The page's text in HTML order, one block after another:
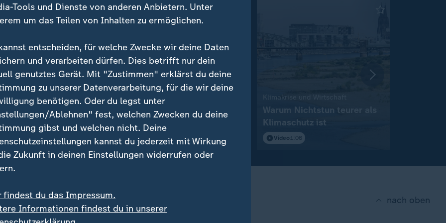
trifft neue Ziele
Angriff auf den
5:04
Angriffe auf die Ukraine
Luftabwehr: "Quasi nicht
mehr vorhanden"
Video 7:48
Klimakrise und Wirtschaft
Warum Nichtstun teurer als
Klimaschutz ist
Video 1:06
nach oben
Tools und Dienste von anderen Anbietern. Unter
um das Teilen von Inhalten zu ermöglichen.
entscheiden, für welche Zwecke wir deine Daten
und verarbeiten dürfen. Dies betrifft nur dein
genutztes Gerät. Mit "Zustimmen" erklärst du deine
zu unserer Datenverarbeitung, für die wir deine
benötigen. Oder du legst unter
Ablehnen" fest, welchen Zwecken du deine
gibst und welchen nicht. Deine
kannst du jederzeit mit Wirkung
Zukunft in deinen Einstellungen widerrufen oder
findest du das Impressum.
Informationen findest du in unserer